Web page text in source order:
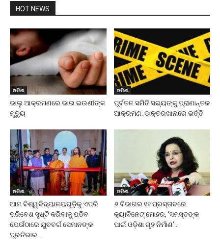
HOT NEWS
ଓଡିଶା
ଭାଲୁ ଆକ୍ରମଣରେ ଭାଇ ଭଉଣୀଙ୍କ
ମୃତ୍ୟୁ
ଓଡିଶା
ପୂର୍ବତନ ସମିତି ସଭ୍ୟଙ୍କୁ ପ୍ରାଣାନ୍ତକ
ଆକ୍ରମଣ: ଡାକ୍ତରଖାନାରେ ଭର୍ତ୍ତି
ଓଡିଶା
ଆମ ବିଶ୍ୱବିଦ୍ୟାଳୟଗୁଡ଼ିକୁ ଏପରି
ପରିବେଶ ସୃଷ୍ଟି କରିବାକୁ ପଡିବ
ଯେଉଁଠାରେ ଯୁବବର୍ଗ ସେମାନଙ୍କ
ପ୍ରତିଭାର...
ଓଡିଶା
୬ ବିଭାଗର ୧୧ ପ୍ରସ୍ତାବରେ
କ୍ୟାବିନେଟ୍ ମୋହର, ‘ସମସ୍ତଙ୍କ
ପାଇଁ ଓଡ଼ିଶା ଗୃହ ନିର୍ମାଣ’...